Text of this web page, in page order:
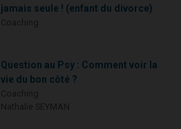
jamais seule ! (enfant du divorce)
Question au Psy : Comment voir la
vie du bon côté ?